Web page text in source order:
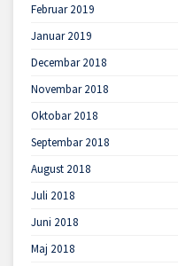
Februar 2019
Januar 2019
Decembar 2018
Novembar 2018
Oktobar 2018
Septembar 2018
August 2018
Juli 2018
Juni 2018
Maj 2018